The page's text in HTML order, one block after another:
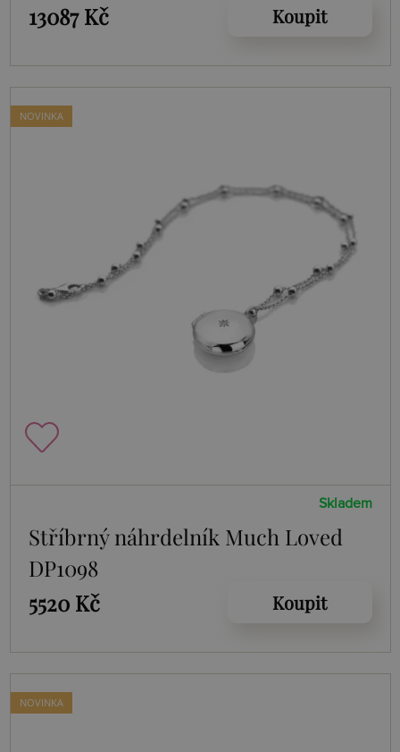
13087 Kč
Koupit
NOVINKA
Skladem
Stříbrný náhrdelník Much Loved
DP1098
5520 Kč
Koupit
NOVINKA